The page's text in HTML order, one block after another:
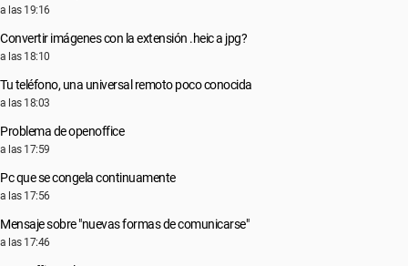
a las 19:16
Convertir imágenes con la extensión .heic a jpg?
a las 18:10
Tu teléfono, una universal remoto poco conocida
a las 18:03
Problema de openoffice
a las 17:59
Pc que se congela continuamente
a las 17:56
Mensaje sobre "nuevas formas de comunicarse"
a las 17:46